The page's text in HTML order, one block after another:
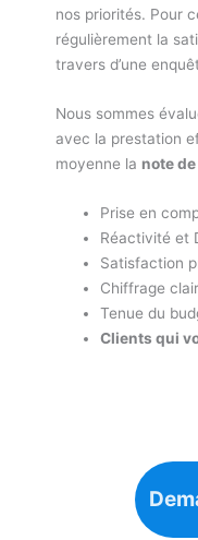
nos priorités. Pour
régulièrement la
travers d’une
Nous sommes
avec la prestation
moyenne la note
Prise en
Réactivité et
Satisfaction
Chiffrage
Tenue du
Clients qui